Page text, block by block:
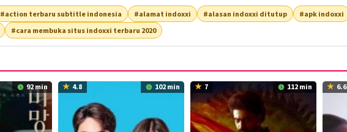
#action terbaru subtitle indonesia #alamat indoxxi #alasan indoxxi ditutup
#apk indoxxi
#cara membuka situs indoxxi terbaru 2020
92 min 4.8 102 min 7 112 min 6.6